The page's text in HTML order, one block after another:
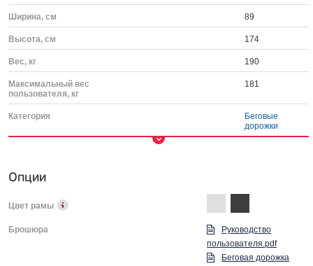
Ширина, см 89
Высота, см 174
Вес, кг 190
Максимальный вес
пользователя, кг
181
Категория
Беговые
дорожки
Опции
Цвет рамы
Брошюра
Руководство
пользователя.pdf
Беговая дорожка